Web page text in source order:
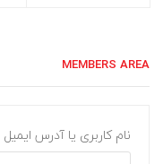
MEMBERS AREA
نام کاربری یا آدرس ایمیل